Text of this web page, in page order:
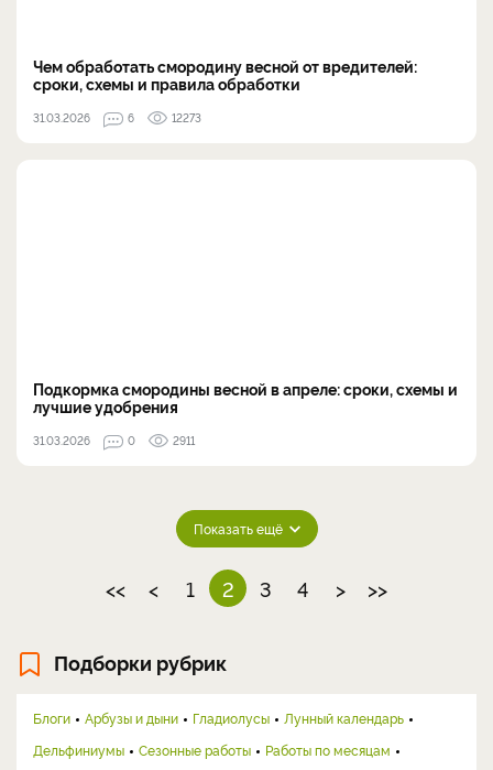
Чем обработать смородину весной от вредителей:
сроки, схемы и правила обработки
31.03.2026 6 12273
Подкормка смородины весной в апреле: сроки, схемы и
лучшие удобрения
31.03.2026 0 2911
Показать ещё
<< < 1 2 3 4 > >>
Подборки рубрик
Блоги Арбузы и дыни Гладиолусы
Лунный календарь
Дельфиниумы
Сезонные работы
Работы по месяцам